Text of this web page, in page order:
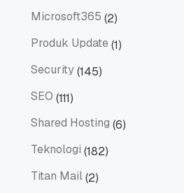
Microsoft365 (2)
Produk Update (1)
Security(145)
SEO (111)
Shared Hosting (6)
Teknologi (182)
Titan Mail(2)